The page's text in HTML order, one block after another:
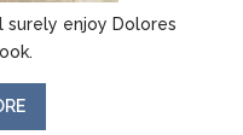
surely enjoy Dolores